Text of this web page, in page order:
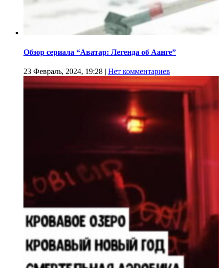
Обзор сериала “Аватар: Легенда об Аанге”
23 Февраль, 2024, 19:28 | Нет комментариев